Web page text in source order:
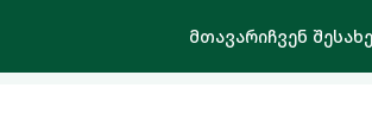
მთავარიჩვენ